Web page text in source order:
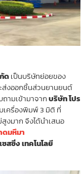
ดเป็นบริษัทย่อยของ
ส่งออกชิ้นส่วนยานยนต์
ามเข้ามาจากบริษัท โปร
เครื่องพิมพ์ 3 มิติ ที่
มาก จึงได้นำเสนอ
ดมหึมา
สซิ่ง เทคโนโลยี